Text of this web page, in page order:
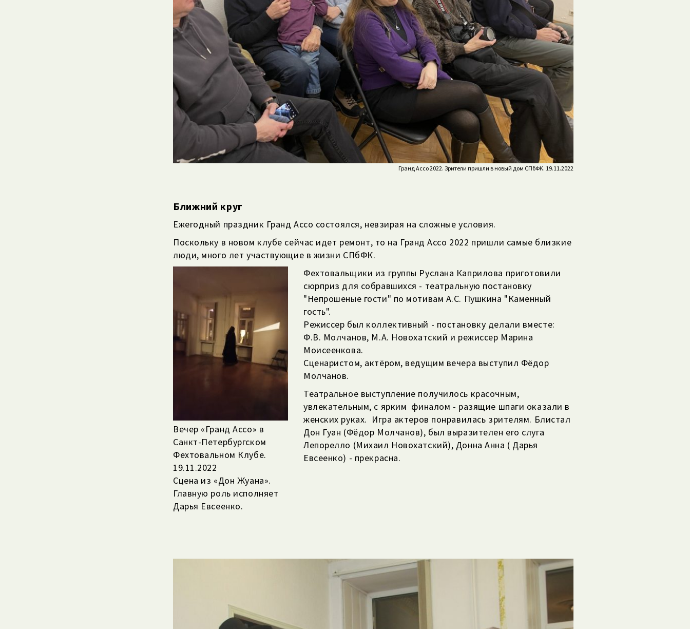
Гранд Ассо 2022. Зрители пришли в новый дом СПбФК. 19.11.2022
Ближний круг
Ежегодный праздник Гранд Ассо состоялся, невзирая на сложные условия.
Поскольку в новом клубе сейчас идет ремонт, то на Гранд Ассо 2022 пришли самые близкие
люди, много лет участвующие в жизни СПбФК.
Вечер «Гранд Ассо» в
Санкт-Петербургском
Фехтовальном Клубе.
19.11.2022
Сцена из «Дон Жуана».
Главную роль исполняет
Дарья Евсеенко.
Фехтовальщики из группы Руслана Каприлова приготовили
сюрприз для собравшихся - театральную постановку
"Непрошеные гости" по мотивам А.С. Пушкина "Каменный
гость".
Режиссер был коллективный - постановку делали вместе:
Ф.В. Молчанов, М.А. Новохатский и режиссер Марина
Моисеенкова.
Сценаристом, актёром, ведущим вечера выступил Фёдор
Молчанов.
Театральное выступление получилось красочным,
увлекательным, с ярким финалом - разящие шпаги оказали в
женских руках. Игра актеров понравилась зрителям. Блистал
Дон Гуан (Фёдор Молчанов), был выразителен его слуга
Лепорелло (Михаил Новохатский), Донна Анна ( Дарья
Евсеенко) - прекрасна.